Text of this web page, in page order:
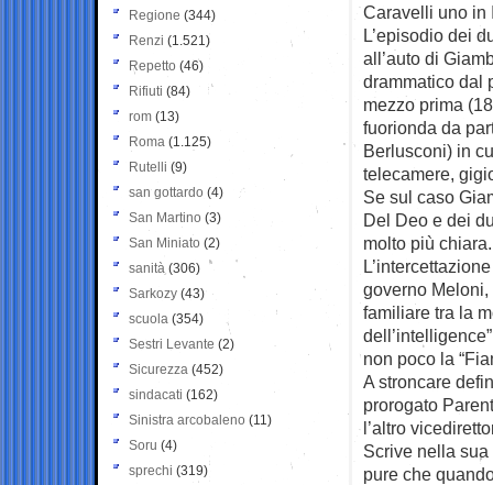
Caravelli uno in
L’episodio dei
all’auto di
drammatico dal
mezzo prima
fuorionda da
Berlusconi) in
telecamere,
Se sul caso
Del Deo e dei
molto più chiara.
governo
familiare tra la
non poco la
A stroncare
prorogato
l’altro
Scrive nella sua
pure che
Regione (344)
Renzi (1.521)
Repetto (46)
Rifiuti (84)
rom (13)
Roma (1.125)
Rutelli (9)
san gottardo (4)
San Martino (3)
San Miniato (2)
sanità (306)
Sarkozy (43)
scuola (354)
Sestri Levante (2)
Sicurezza (452)
sindacati (162)
Sinistra arcobaleno (11)
Soru (4)
sprechi (319)